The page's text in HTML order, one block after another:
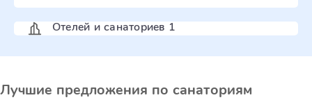
Отелей и санаториев 1
Лучшие предложения по санаториям